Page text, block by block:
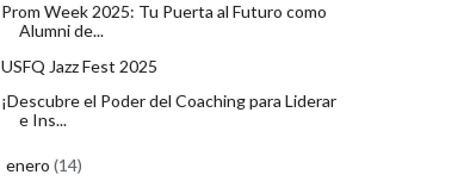
Prom Week 2025: Tu Puerta al Futuro como
Alumni de...
USFQ Jazz Fest 2025
¡Descubre el Poder del Coaching para Liderar
e Ins...
enero (14)